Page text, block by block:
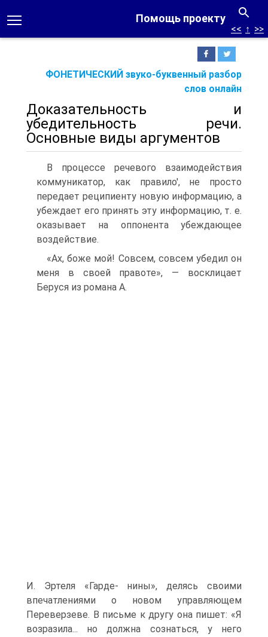
Помощь проекту
ФОНЕТИЧЕСКИЙ звуко-буквенный разбор
слов онлайн
<< ↑ >>
Доказательность и
убедительность речи.
Основные виды аргументов
В процессе речевого взаимодействия
коммуникатор, как правило', не просто
передает реципиенту новую информацию, а
убеждает его принять эту информацию, т. е.
оказывает на оппонента убеждающее
воздействие.
«Ах, боже мой! Совсем, совсем убедил он
меня в своей правоте», — восклицает
Беруся из романа А.
И. Эртеля «Гарде- нины», делясь своими
впечатлениями о новом управляющем
Переверзеве. В письме к другу она пишет: «Я
возразила... но должна сознаться, у него